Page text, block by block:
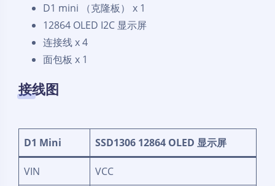
D1 mini （克隆板） x 1
12864 OLED I2C 显示屏
连接线 x 4
面包板 x 1
接线图
D1 Mini SSD1306 12864 OLED 显示屏
VIN VCC